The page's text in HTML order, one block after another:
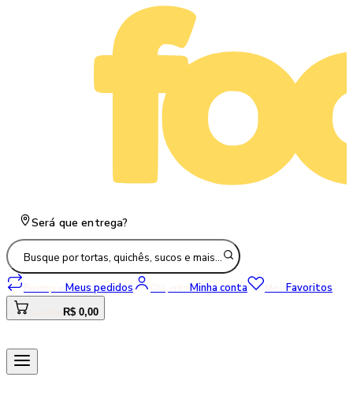
Será que entrega?
Busque por tortas, quichês, sucos e mais…
Recomprar Meus pedidos Olá, entre Minha conta Meus Favoritos
R$ 0,00